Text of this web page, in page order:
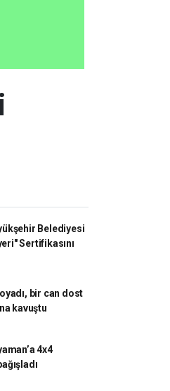
Belediyesi
Sertifikasını
bir can dost
kavuştu
4x4